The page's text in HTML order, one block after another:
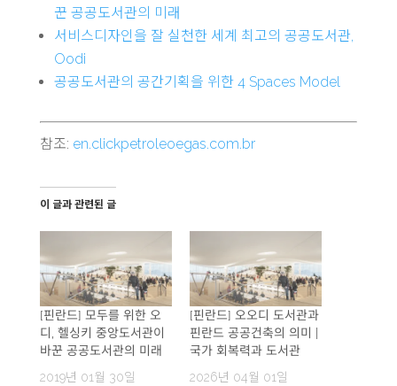
꾼 공공도서관의 미래
서비스디자인을 잘 실천한 세계 최고의 공공도서관,
Oodi
공공도서관의 공간기획을 위한 4 Spaces Model
참조: en.clickpetroleoegas.com.br
이 글과 관련된 글
[핀란드] 모두를 위한 오
디, 헬싱키 중앙도서관이
바꾼 공공도서관의 미래
2019년 01월 30일
[핀란드] 오오디 도서관과
핀란드 공공건축의 의미 |
국가 회복력과 도서관
2026년 04월 01일